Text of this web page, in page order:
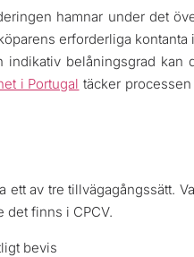
hamnar under det
erforderliga kontanta
belåningsgrad kan
i Portugal täcker
av tre tillvägagångssätt.
det finns i CPCV.
bevis